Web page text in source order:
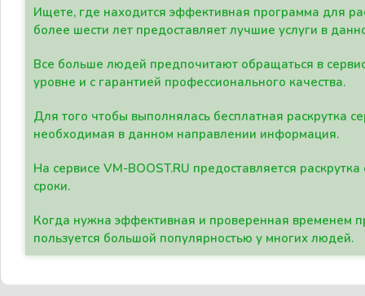
Ищете, где находится эффективная программа для
более шести лет предоставляет лучшие услуги в
Все больше людей предпочитают обращаться в
уровне и с гарантией профессионального качества.
Для того чтобы выполнялась бесплатная раскрутка
необходимая в данном направлении информация.
На сервисе VM-BOOST.RU предоставляется
сроки.
Когда нужна эффективная и проверенная временем
пользуется большой популярностью у многих людей.